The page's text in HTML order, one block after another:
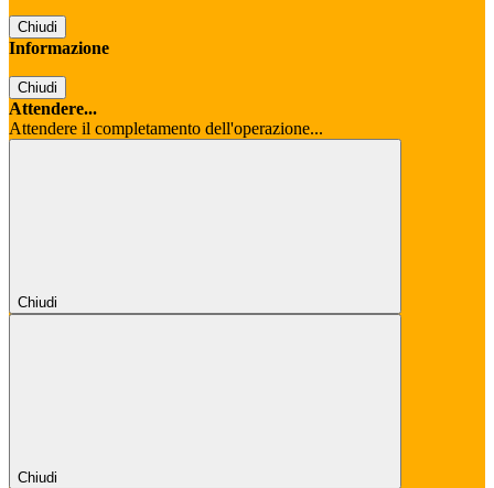
Chiudi
Informazione
Chiudi
Attendere...
Attendere il completamento dell'operazione...
Chiudi
Chiudi